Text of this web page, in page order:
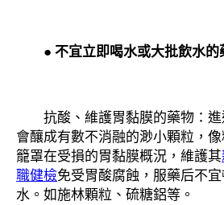
● 不宜立即喝水或大批飲水的
抗酸、維護胃黏膜的藥物：進
會釀成有數不消融的渺小顆粒，
籠罩在受損的胃黏膜概況，維護其
職健檢免受胃酸腐蝕，服藥后不
水。如施林顆粒、硫糖鋁等。